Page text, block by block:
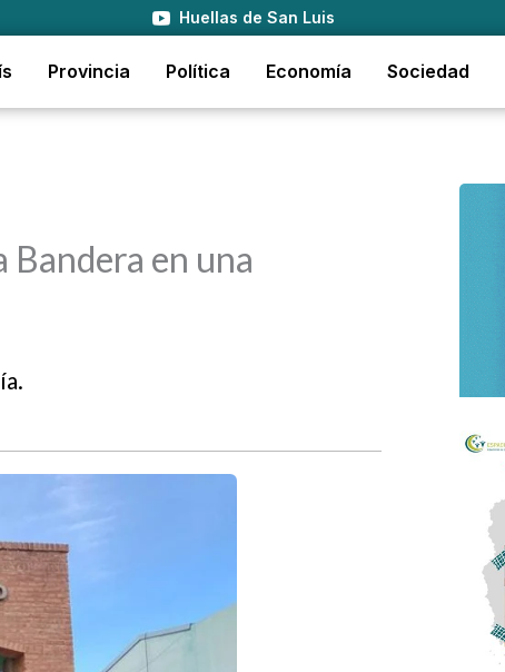
Huellas de San Luis
Provincia Política Economía Sociedad
Bandera en una